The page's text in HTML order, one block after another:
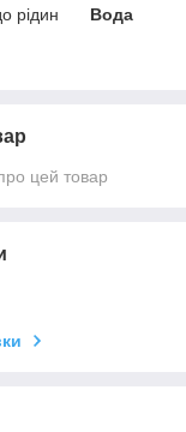
рідин
Вода
цей товар